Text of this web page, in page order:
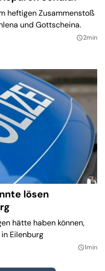
heftigen Zusammenstoß
und Gottscheina.
query_builder2min
lösen
hätte haben können,
Eilenburg
query_builder1min